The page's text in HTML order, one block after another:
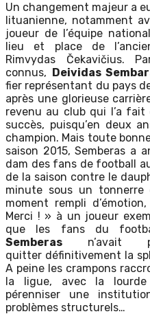
Un changement majeur a
lituanienne, notamment
joueur de l’équipe
lieu et place de
Rimvydas Čekavičius.
connus,
Deividas
fier représentant du pays
après une glorieuse
revenu au club qui l’a fait
succès, puisqu’en deux
champion. Mais toute
saison 2015, Semberas a
dam des fans de football
de la saison contre le
minute sous un tonnerre
moment rempli
Merci ! » à un joueur
que les fans du
Semberas n’avait
quitter définitivement la
A peine les crampons
la ligue, avec la
pérenniser une
problèmes structurels…